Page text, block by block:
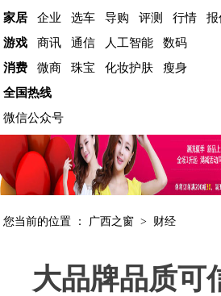
家居
企业 选车 导购 评测 行情
报
游戏
商讯 通信 人工智能
数码
消费
微商 珠宝 化妆护肤
瘦身
全国热线
微信公众号
您当前的位置 ： 广西之窗 > 财经
大品牌品质可